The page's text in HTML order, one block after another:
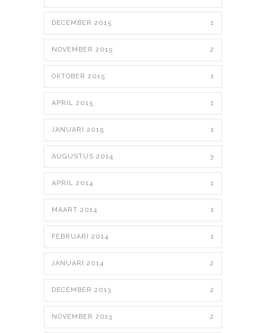
DECEMBER 2015 1
NOVEMBER 2015 2
OKTOBER 2015 1
APRIL 2015 1
JANUARI 2015 1
AUGUSTUS 2014 3
APRIL 2014 1
MAART 2014 1
FEBRUARI 2014 1
JANUARI 2014 2
DECEMBER 2013 2
NOVEMBER 2013 2